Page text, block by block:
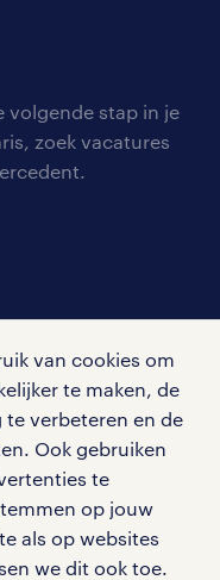
van cookies om
te maken, de
verbeteren en de
Ook gebruiken
te
op jouw
als op websites
we dit ook toe.
volgende stap in je
zoek vacatures
omtrent